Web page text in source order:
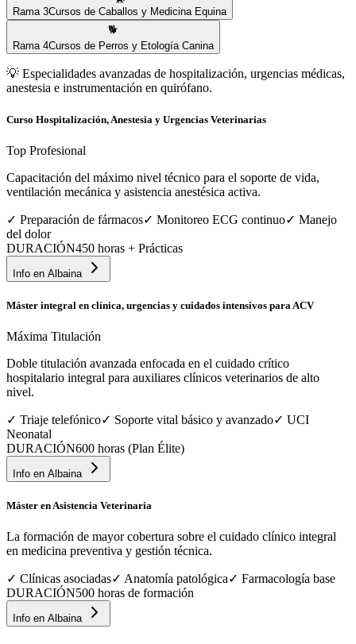
Rama 3Cursos de Caballos y Medicina Equina
🐕
Rama 4Cursos de Perros y Etología Canina
💡 Especialidades avanzadas de hospitalización, urgencias médicas,
anestesia e instrumentación en quirófano.
Curso Hospitalización, Anestesia y Urgencias Veterinarias
Top Profesional
Capacitación del máximo nivel técnico para el soporte de vida,
ventilación mecánica y asistencia anestésica activa.
✓ Preparación de fármacos✓ Monitoreo ECG continuo✓ Manejo
del dolor
DURACIÓN450 horas + Prácticas
Info en Albaina
Máster integral en clínica, urgencias y cuidados intensivos para ACV
Máxima Titulación
Doble titulación avanzada enfocada en el cuidado crítico
hospitalario integral para auxiliares clínicos veterinarios de alto
nivel.
✓ Triaje telefónico✓ Soporte vital básico y avanzado✓ UCI
Neonatal
DURACIÓN600 horas (Plan Élite)
Info en Albaina
Máster en Asistencia Veterinaria
La formación de mayor cobertura sobre el cuidado clínico integral
en medicina preventiva y gestión técnica.
✓ Clínicas asociadas✓ Anatomía patológica✓ Farmacología base
DURACIÓN500 horas de formación
Info en Albaina